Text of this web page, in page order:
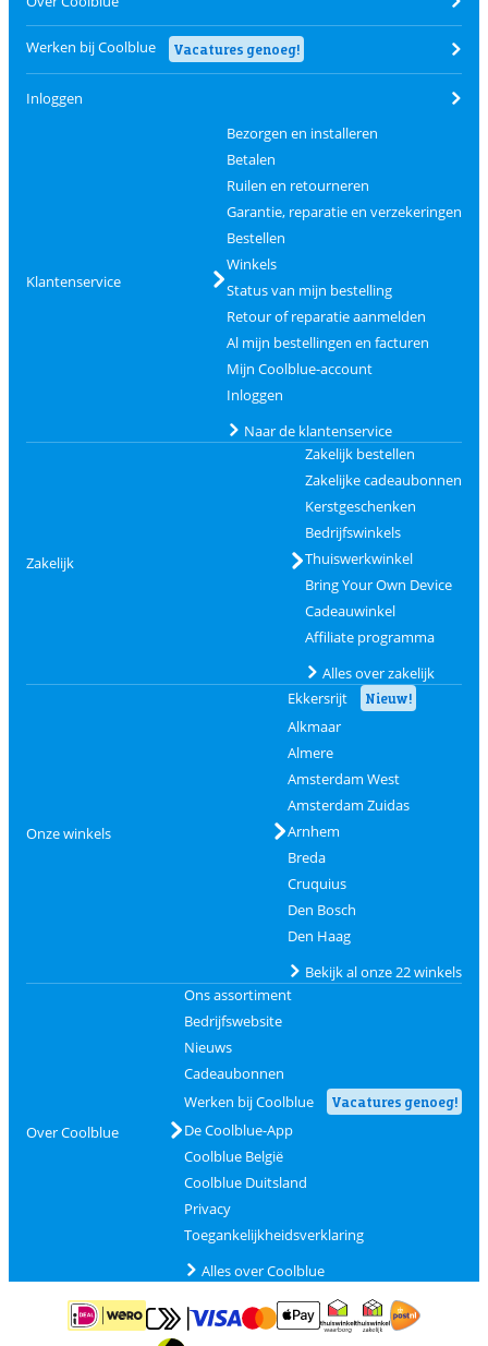
Werken bij Coolblue Vacatures genoeg!
Inloggen
Klantenservice
Bezorgen en installeren
Betalen
Ruilen en retourneren
Garantie, reparatie en verzekeringen
Bestellen
Winkels
Status van mijn bestelling
Retour of reparatie aanmelden
Al mijn bestellingen en facturen
Mijn Coolblue-account
Inloggen
Naar de klantenservice
Zakelijk
Zakelijk bestellen
Zakelijke cadeaubonnen
Kerstgeschenken
Bedrijfswinkels
Thuiswerkwinkel
Bring Your Own Device
Cadeauwinkel
Affiliate programma
Alles over zakelijk
Onze winkels
Ekkersrijt Nieuw!
Alkmaar
Almere
Amsterdam West
Amsterdam Zuidas
Arnhem
Breda
Cruquius
Den Bosch
Den Haag
Bekijk al onze 22 winkels
Over Coolblue
Ons assortiment
Bedrijfswebsite
Nieuws
Cadeaubonnen
Werken bij Coolblue
Vacatures genoeg!
De Coolblue-App
Coolblue België
Coolblue Duitsland
Privacy
Toegankelijkheidsverklaring
Alles over Coolblue
Betalen met MasterCard en Visa via ClickToPay